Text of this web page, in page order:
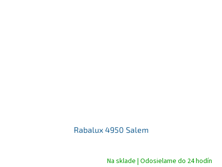
Rabalux 4950 Salem
Na sklade | Odosielame do 24 hodín